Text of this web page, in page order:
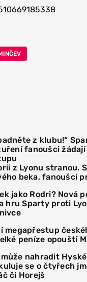
z klubu!“
fanoušci žádají
z Lyonu stranou.
beka, fanoušci
jako Rodri? Nová
hru Sparty proti
megapřestup
peníze opouští
může nahradit
se o čtyřech
či Horejš